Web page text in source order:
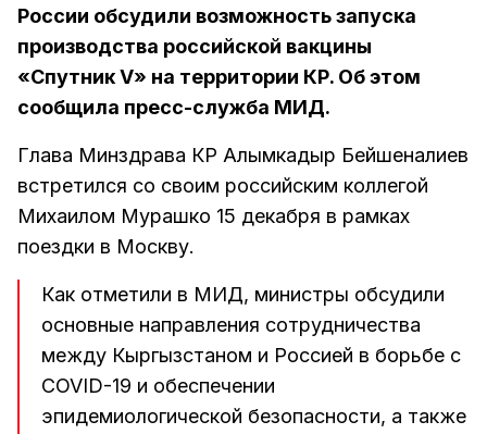
России обсудили возможность запуска
производства российской вакцины
«Спутник V» на территории КР. Об этом
сообщила пресс-служба МИД.
Глава Минздрава КР Алымкадыр Бейшеналиев
встретился со своим российским коллегой
Михаилом Мурашко 15 декабря в рамках
поездки в Москву.
Как отметили в МИД, министры обсудили
основные направления сотрудничества
между Кыргызстаном и Россией в борьбе с
COVID-19 и обеспечении
эпидемиологической безопасности, а также